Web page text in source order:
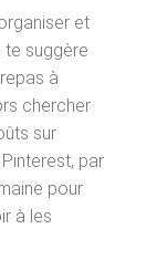
et
te suggère
à
chercher
sur
par
pour
à les